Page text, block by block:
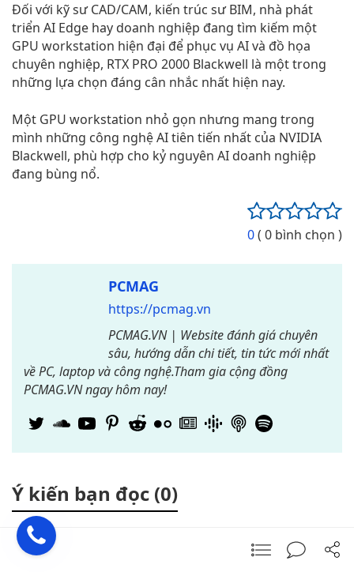
Đối với kỹ sư CAD/CAM, kiến trúc sư BIM, nhà phát
triển AI Edge hay doanh nghiệp đang tìm kiếm một
GPU workstation hiện đại để phục vụ AI và đồ họa
chuyên nghiệp, RTX PRO 2000 Blackwell là một trong
những lựa chọn đáng cân nhắc nhất hiện nay.
Một GPU workstation nhỏ gọn nhưng mang trong
mình những công nghệ AI tiên tiến nhất của NVIDIA
Blackwell, phù hợp cho kỷ nguyên AI doanh nghiệp
đang bùng nổ.
0( 0 bình chọn )
PCMAG
https://pcmag.vn
PCMAG.VN | Website đánh giá chuyên
sâu, hướng dẫn chi tiết, tin tức mới nhất
về PC, laptop và công nghệ.Tham gia cộng đồng
PCMAG.VN ngay hôm nay!
Ý kiến bạn đọc (0)
Để lại một bình luận